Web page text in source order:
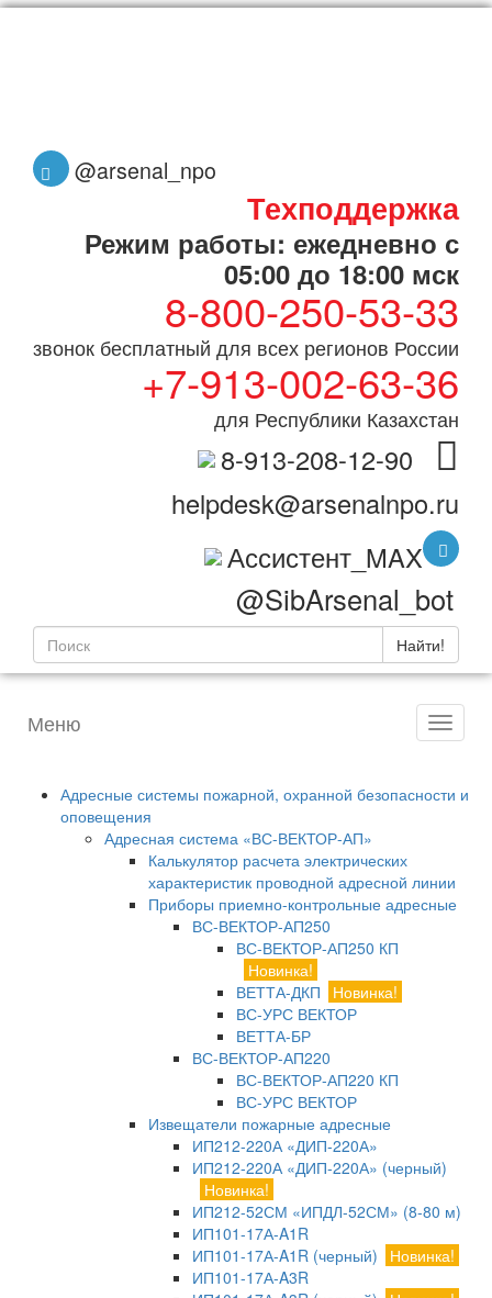
@arsenal_npo
Техподдержка
Режим работы: ежедневно с
05:00 до 18:00 мск
8-800-250-53-33
звонок бесплатный для всех регионов России
+7-913-002-63-36
для Республики Казахстан
8-913-208-12-90
helpdesk@arsenalnpo.ru
Ассистент_MAX
@SibArsenal_bot
Найти!
Меню
Адресные системы пожарной, охранной безопасности и
оповещения
Адресная система «ВС-ВЕКТОР-АП»
Калькулятор расчета электрических
характеристик проводной адресной линии
Приборы приемно-контрольные адресные
ВС-ВЕКТОР-АП250
ВС-ВЕКТОР-АП250 КП
Новинка!
ВЕТТА-ДКП
Новинка!
ВС-УРС ВЕКТОР
ВЕТТА-БР
ВС-ВЕКТОР-АП220
ВС-ВЕКТОР-АП220 КП
ВС-УРС ВЕКТОР
Извещатели пожарные адресные
ИП212-220А «ДИП-220А»
ИП212-220А «ДИП-220А» (черный)
Новинка!
ИП212-52СМ «ИПДЛ-52СМ» (8-80 м)
ИП101-17А-A1R
ИП101-17А-A1R (черный)
Новинка!
ИП101-17А-A3R